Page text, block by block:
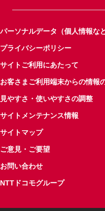
パーソナルデータ（個人情報な
プライバシーポリシー
サイトご利用にあたって
お客さまご利用端末からの情報
見やすさ・使いやすさの調整
サイトメンテナンス情報
サイトマップ
ご意見・ご要望
お問い合わせ
NTTドコモグループ